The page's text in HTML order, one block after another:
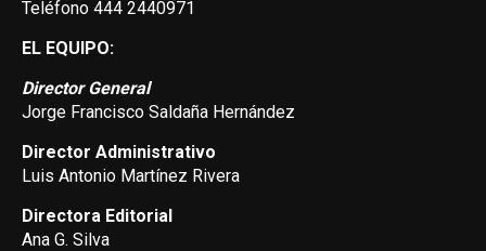
Teléfono 444 2440971
EL EQUIPO:
Director General
Jorge Francisco Saldaña Hernández
Director Administrativo
Luis Antonio Martínez Rivera
Directora Editorial
Ana G. Silva